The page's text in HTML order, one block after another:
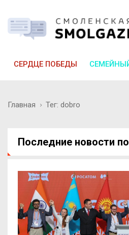
СЕРДЦЕ ПОБЕДЫ
Главная Тег: dobro
Последние новости по